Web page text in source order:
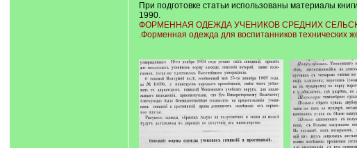
При подготовке статьи использованы материалы
1990.
ФОРМЕННАЯ ОДЕЖДА УЧЕНИКОВ СРЕДНИХ
.Форменная одежда для воспитанников